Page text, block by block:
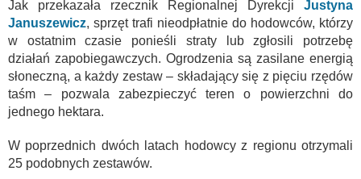
Jak przekazała rzecznik Regionalnej Dyrekcji Justyna
Januszewicz, sprzęt trafi nieodpłatnie do hodowców, którzy
w ostatnim czasie ponieśli straty lub zgłosili potrzebę
działań zapobiegawczych. Ogrodzenia są zasilane energią
słoneczną, a każdy zestaw – składający się z pięciu rzędów
taśm – pozwala zabezpieczyć teren o powierzchni do
jednego hektara.
W poprzednich dwóch latach hodowcy z regionu otrzymali
25 podobnych zestawów.